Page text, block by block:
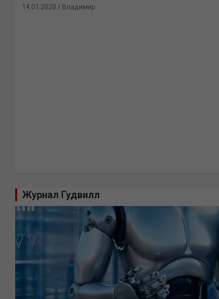
14.01.2020 Владимир
Журнал Гудвилл